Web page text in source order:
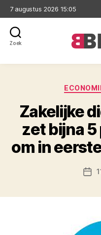
7 augustus 2026 15:05
Zoek
Zakelijke
zet bijna
om in